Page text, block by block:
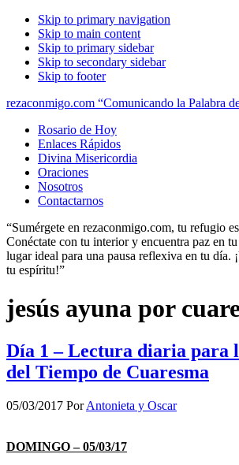
Skip to primary navigation
Skip to main content
Skip to primary sidebar
Skip to secondary sidebar
Skip to footer
rezaconmigo.com “Comunicando la Palabra
Rosario de Hoy
Enlaces Rápidos
Divina Misericordia
Oraciones
Nosotros
Contactarnos
“Sumérgete en rezaconmigo.com, tu refugio
Conéctate con tu interior y encuentra paz en
lugar ideal para una pausa reflexiva en tu día.
tu espíritu!”
jesús ayuna por
Día 1 – Lectura diaria para
del Tiempo de Cuaresma
05/03/2017 PorAntonieta y Oscar
DOMINGO – 05/03/17